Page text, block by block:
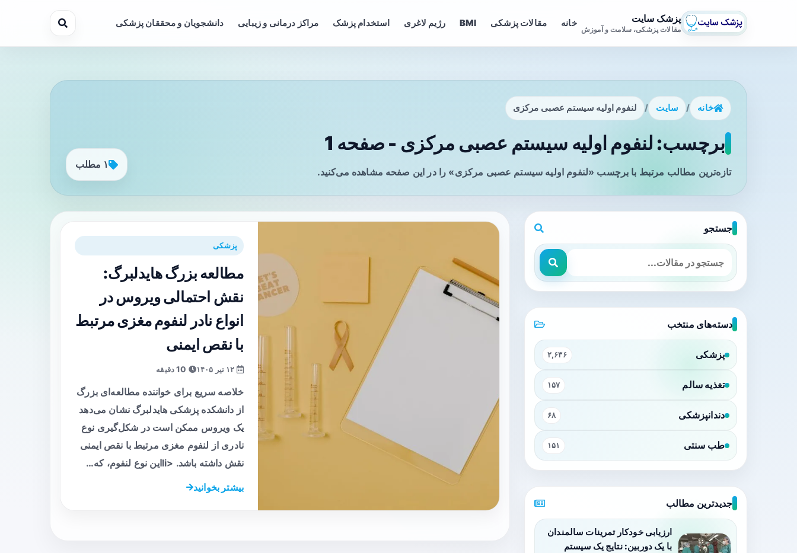
پزشک سایت
مقالات پزشکی، سلامت و آموزش
خانه مقالات پزشکی BMI رژیم لاغری استخدام پزشک مراکز درمانی و زیبایی دانشجویان و محققان پزشکی
خانه / سایت / لنفوم اولیه سیستم عصبی مرکزی
برچسب: لنفوم اولیه سیستم عصبی مرکزی - صفحه 1
تازه‌ترین مطالب مرتبط با برچسب «لنفوم اولیه سیستم عصبی مرکزی» را در این صفحه مشاهده می‌کنید.
۱ مطلب
پزشکی
مطالعه بزرگ هایدلبرگ:
نقش احتمالی ویروس در
انواع نادر لنفوم مغزی مرتبط
با نقص ایمنی
خلاصه سریع برای خواننده مطالعه‌ای بزرگ
از دانشکده پزشکی هایدلبرگ نشان می‌دهد
یک ویروس ممکن است در شکل‌گیری نوع
نادری از لنفوم مغزی مرتبط با نقص ایمنی
نقش داشته باشد. <liاین نوع لنفوم، که…
بیشتر بخوانید
جستجو
دسته‌های منتخب
پزشکی ۲,۶۳۶
تغذیه سالم ۱۵۷
دندانپزشکی ۶۸
طب سنتی ۱۵۱
جدیدترین مطالب
ارزیابی خودکار تمرینات سالمندان
با یک دوربین: نتایج یک سیستم